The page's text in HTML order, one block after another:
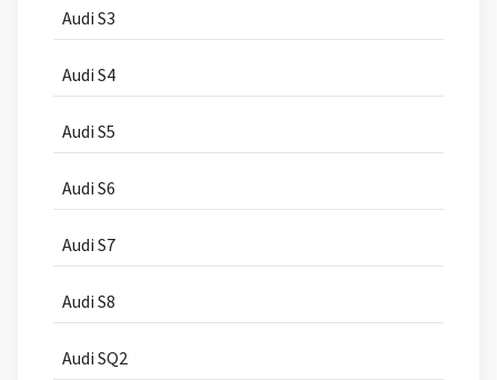
Audi S3
Audi S4
Audi S5
Audi S6
Audi S7
Audi S8
Audi SQ2